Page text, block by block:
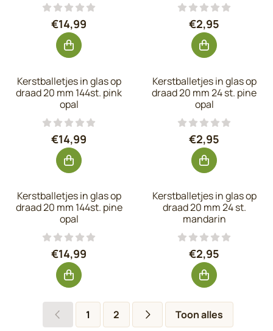
Prijs: 14,99, exclusief btw: 12,39
€14,99 Prijs: 2,95,
€2,95
Kerstballetjes in glas op
draad 20 mm 144st. pink
opal
Prijs: 14,99, exclusief btw: 12,39
€14,99
Kerstballetjes in glas op
draad 20 mm 24 st. pine
opal
Prijs: 2,95,
€2,95
Kerstballetjes in glas op
draad 20 mm 144st. pine
opal
Prijs: 14,99, exclusief btw: 12,39
€14,99
Kerstballetjes in glas op
draad 20 mm 24 st.
mandarin
Prijs: 2,95,
€2,95
1 2 Toon alles